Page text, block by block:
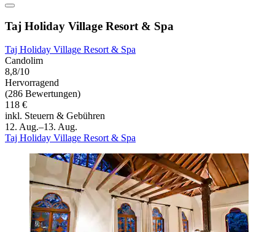
Taj Holiday Village Resort & Spa
Taj Holiday Village Resort & Spa
Candolim
8,8/10
Hervorragend
(286 Bewertungen)
118 €
inkl. Steuern & Gebühren
12. Aug.–13. Aug.
Taj Holiday Village Resort & Spa